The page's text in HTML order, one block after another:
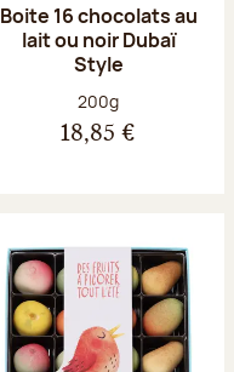
Boite 16 chocolats au
lait ou noir Dubaï
Style
Poids net :
200g
18,85 €